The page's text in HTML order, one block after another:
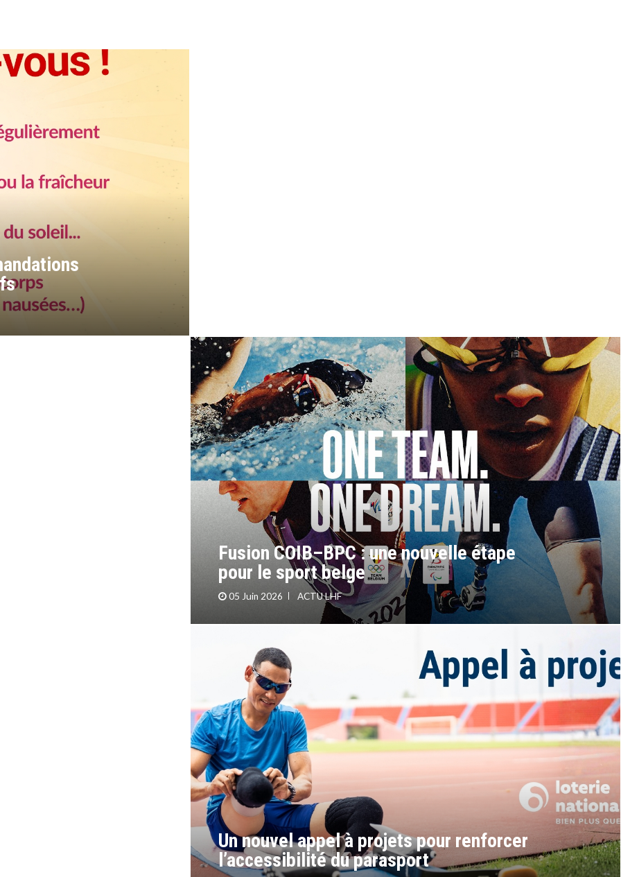
Formation – Animateur en Activités
Physiques Adaptées (APA)- 2026 –
Louvain-la-Neuve – Session 3
Fusion COIB–BPC : une nouvelle étape
pour le sport belge
05 Juin 2026 ACTU LHF
Un nouvel appel à projets pour renforcer
l’accessibilité du parasport